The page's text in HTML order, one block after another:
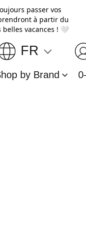
passer vos
à partir du
vacances ! 🤍
FR
by Brand